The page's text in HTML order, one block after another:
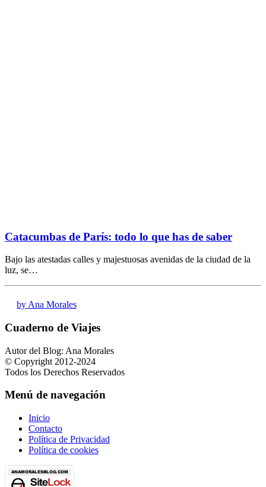
Catacumbas de París: todo lo que has de saber
Bajo las atestadas calles y majestuosas avenidas de la ciudad de la
luz, se…
by Ana Morales
Cuaderno de Viajes
Autor del Blog: Ana Morales
© Copyright 2012-2024
Todos los Derechos Reservados
Menú de navegación
Inicio
Contacto
Política de Privacidad
Política de cookies